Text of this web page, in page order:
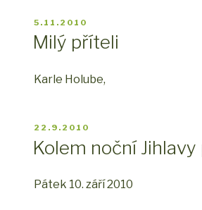
PUBLIKOVÁNO
5.11.2010
Milý příteli
Karle Holube,
PUBLIKOVÁNO
22.9.2010
Kolem noční
Pátek 10. září 2010